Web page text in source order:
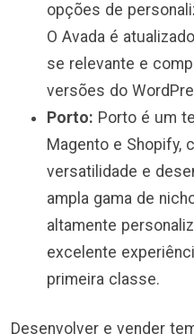
opções de
O Avada é
se relevante e
versões do
Porto: Porto é um
Magento e Shopify,
versatilidade e
ampla gama de
altamente
excelente
primeira classe.
Desenvolver e vender